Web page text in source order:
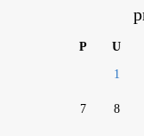
P U
1
7 8